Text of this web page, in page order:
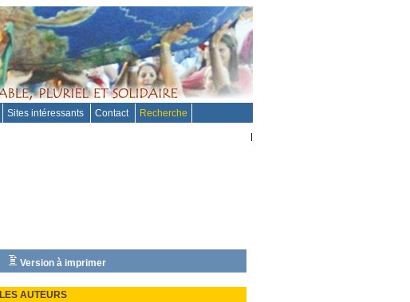
Sites intéressants Contact Recherche
|
Version à imprimer
LES AUTEURS